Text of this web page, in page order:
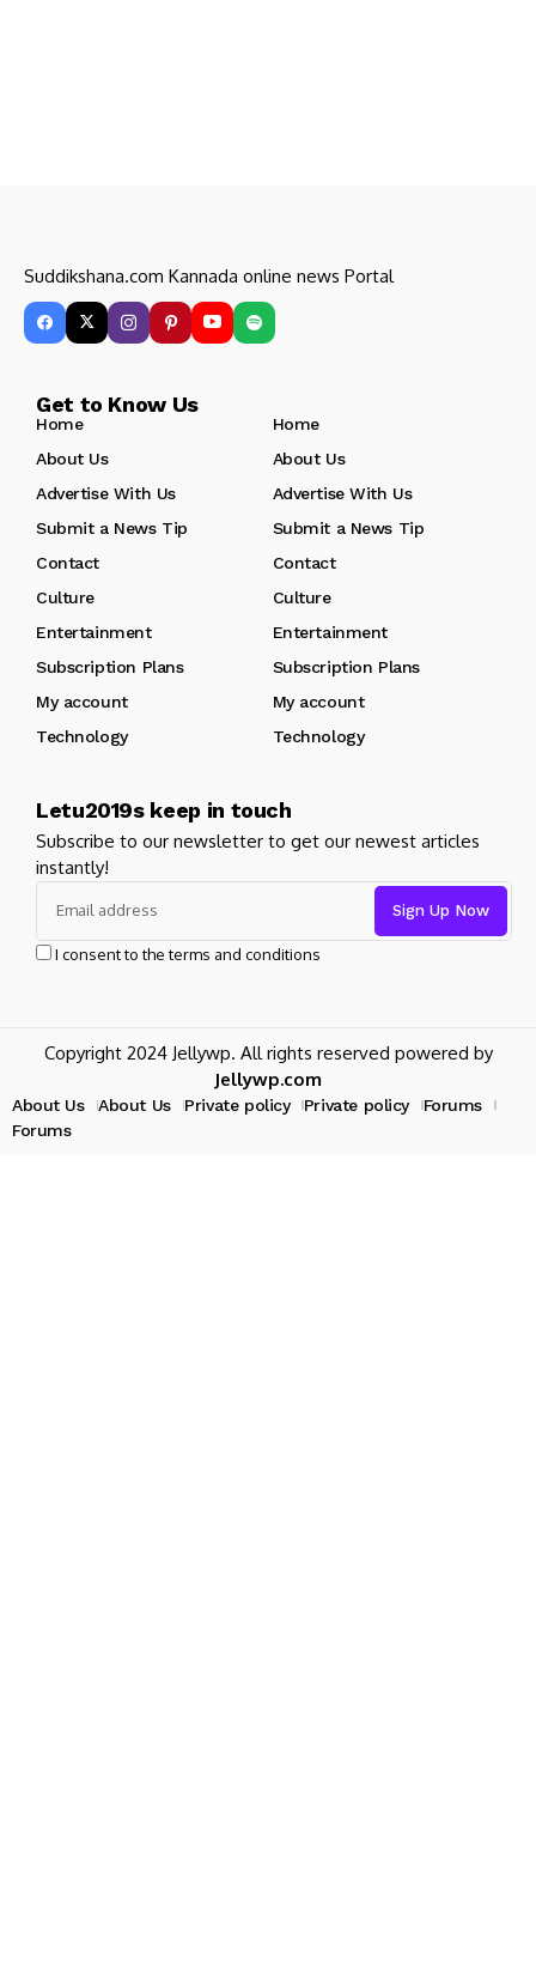
Suddikshana.com Kannada online news Portal
Get to Know Us
Home
Home
About Us
About Us
Advertise With Us
Advertise With Us
Submit a News Tip
Submit a News Tip
Contact
Contact
Culture
Culture
Entertainment
Entertainment
Subscription Plans
Subscription Plans
My account
My account
Technology
Technology
Letu2019s keep in touch
Subscribe to our newsletter to get our newest articles
instantly!
I consent to the terms and conditions
Copyright 2024 Jellywp. All rights reserved powered by
Jellywp.com
About Us About Us Private policy Private policy
Forums
Forums